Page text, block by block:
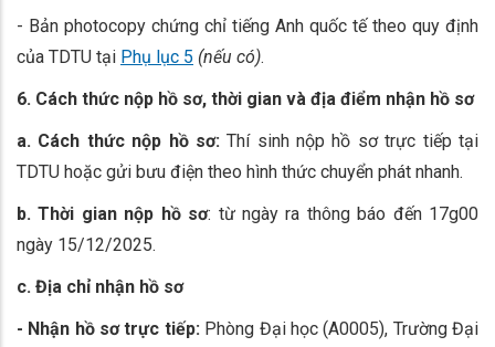
- Bản photocopy chứng chỉ tiếng Anh quốc tế theo quy định
của TDTU tại Phụ lục 5 (nếu có).
6. Cách thức nộp hồ sơ, thời gian và địa điểm nhận hồ sơ
a. Cách thức nộp hồ sơ: Thí sinh nộp hồ sơ trực tiếp tại
TDTU hoặc gửi bưu điện theo hình thức chuyển phát nhanh.
b. Thời gian nộp hồ sơ: từ ngày ra thông báo đến 17g00
ngày 15/12/2025.
c. Địa chỉ nhận hồ sơ
- Nhận hồ sơ trực tiếp: Phòng Đại học (A0005), Trường Đại